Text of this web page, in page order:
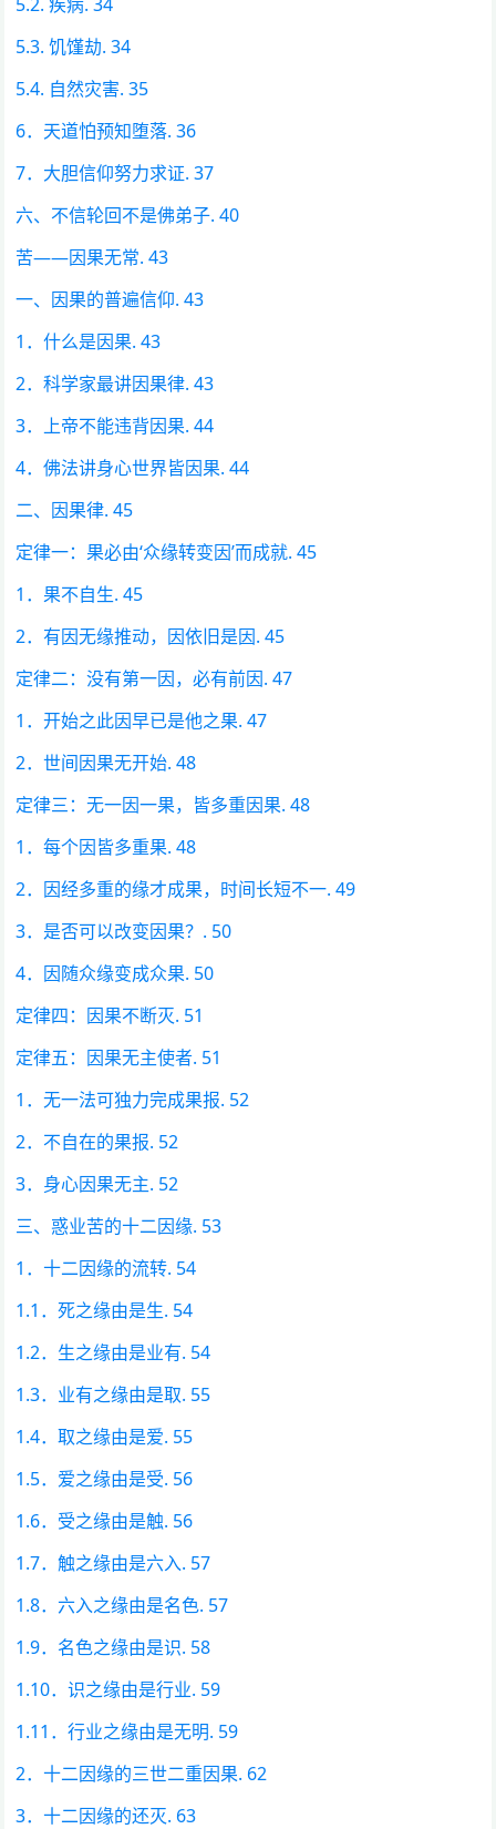
5.3. 饥馑劫. 34
5.4. 自然灾害. 35
6．天道怕预知堕落. 36
7．大胆信仰努力求证. 37
六、不信轮回不是佛弟子. 40
苦——因果无常. 43
一、因果的普遍信仰. 43
1．什么是因果. 43
2．科学家最讲因果律. 43
3．上帝不能违背因果. 44
4．佛法讲身心世界皆因果. 44
二、因果律. 45
定律一：果必由‘众缘转变因’而成就. 45
1．果不自生. 45
2．有因无缘推动，因依旧是因. 45
定律二：没有第一因，必有前因. 47
1．开始之此因早已是他之果. 47
2．世间因果无开始. 48
定律三：无一因一果，皆多重因果. 48
1．每个因皆多重果. 48
2．因经多重的缘才成果，时间长短不一. 49
3．是否可以改变因果？. 50
4．因随众缘变成众果. 50
定律四：因果不断灭. 51
定律五：因果无主使者. 51
1．无一法可独力完成果报. 52
2．不自在的果报. 52
3．身心因果无主. 52
三、惑业苦的十二因缘. 53
1．十二因缘的流转. 54
1.1．死之缘由是生. 54
1.2．生之缘由是业有. 54
1.3．业有之缘由是取. 55
1.4．取之缘由是爱. 55
1.5．爱之缘由是受. 56
1.6．受之缘由是触. 56
1.7．触之缘由是六入. 57
1.8．六入之缘由是名色. 57
1.9．名色之缘由是识. 58
1.10．识之缘由是行业. 59
1.11．行业之缘由是无明. 59
2．十二因缘的三世二重因果. 62
3．十二因缘的还灭. 63